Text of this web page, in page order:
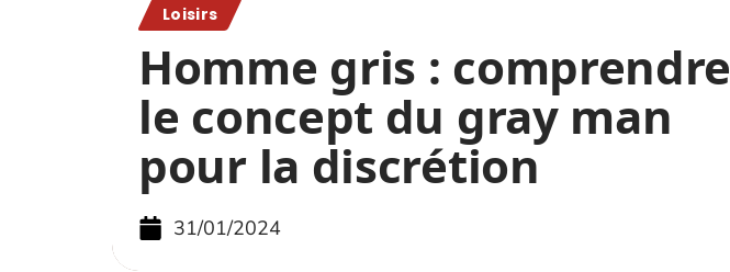
Loisirs
Homme gris : comprendre
le concept du gray man
pour la discrétion
31/01/2024